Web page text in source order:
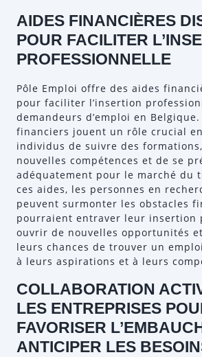
AIDES FINANCIÈRES
POUR FACILITER
PROFESSIONNELLE
Pôle Emploi offre des aides
pour faciliter l’insertion
demandeurs d’emploi en
financiers jouent un rôle crucial
individus de suivre des
nouvelles compétences et de se
adéquatement pour le marché du
ces aides, les personnes en
peuvent surmonter les obstacles
pourraient entraver leur insertion
ouvrir de nouvelles opportunités
leurs chances de trouver un
à leurs aspirations et à leurs
COLLABORATION
LES ENTREPRISES
FAVORISER
ANTICIPER LES